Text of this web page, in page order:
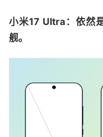
小米17 Ultra： 依然
舰。